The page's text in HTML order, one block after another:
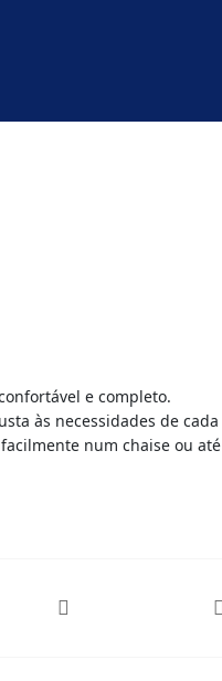
e completo.
às necessidades de
num chaise ou